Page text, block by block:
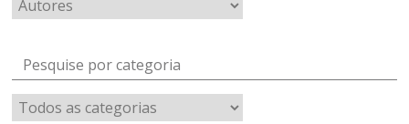
Pesquise por categoria